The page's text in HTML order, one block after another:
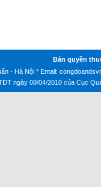
Bản quyền
- Hà Nội * Email:
ngày 08/04/2010 của Cục